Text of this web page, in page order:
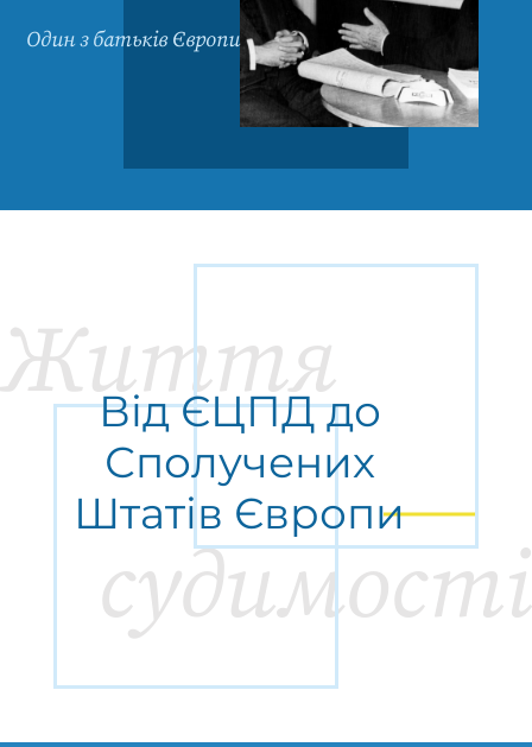
Один з батьків Європи
Від ЄЦПД до
Сполучених
Штатів Європи
Життя
судимості